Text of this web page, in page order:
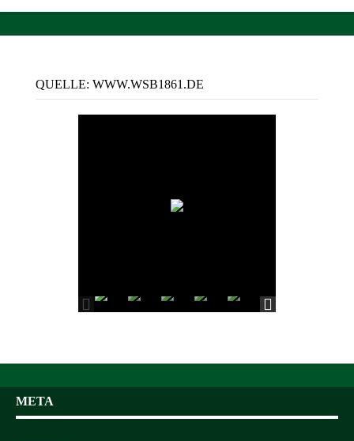
QUELLE: WWW.WSB1861.DE
META